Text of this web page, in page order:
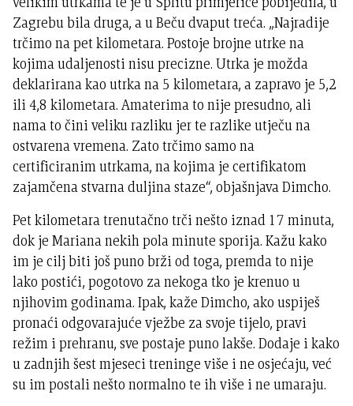
Zagrebu bila druga, a u Beču dvaput treća. „Najradije
trčimo na pet kilometara. Postoje brojne utrke na
kojima udaljenosti nisu precizne. Utrka je možda
deklarirana kao utrka na 5 kilometara, a zapravo je 5,2
ili 4,8 kilometara. Amaterima to nije presudno, ali
nama to čini veliku razliku jer te razlike utječu na
ostvarena vremena. Zato trčimo samo na
certificiranim utrkama, na kojima je certifikatom
zajamčena stvarna duljina staze“, objašnjava Dimcho.
Pet kilometara trenutačno trči nešto iznad 17 minuta,
dok je Mariana nekih pola minute sporija. Kažu kako
im je cilj biti još puno brži od toga, premda to nije
lako postići, pogotovo za nekoga tko je krenuo u
njihovim godinama. Ipak, kaže Dimcho, ako uspiješ
pronaći odgovarajuće vježbe za svoje tijelo, pravi
režim i prehranu, sve postaje puno lakše. Dodaje i kako
u zadnjih šest mjeseci treninge više i ne osjećaju, već
su im postali nešto normalno te ih više i ne umaraju.